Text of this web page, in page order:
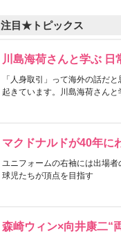
注目★トピックス
川島海荷さんと学ぶ 日
「人身取引」って海外の話だ
起きています。川島海荷さんと
マクドナルドが40年に
ユニフォームの右袖には出場
球児たちが頂点を目指す
森崎ウィン×向井康二“